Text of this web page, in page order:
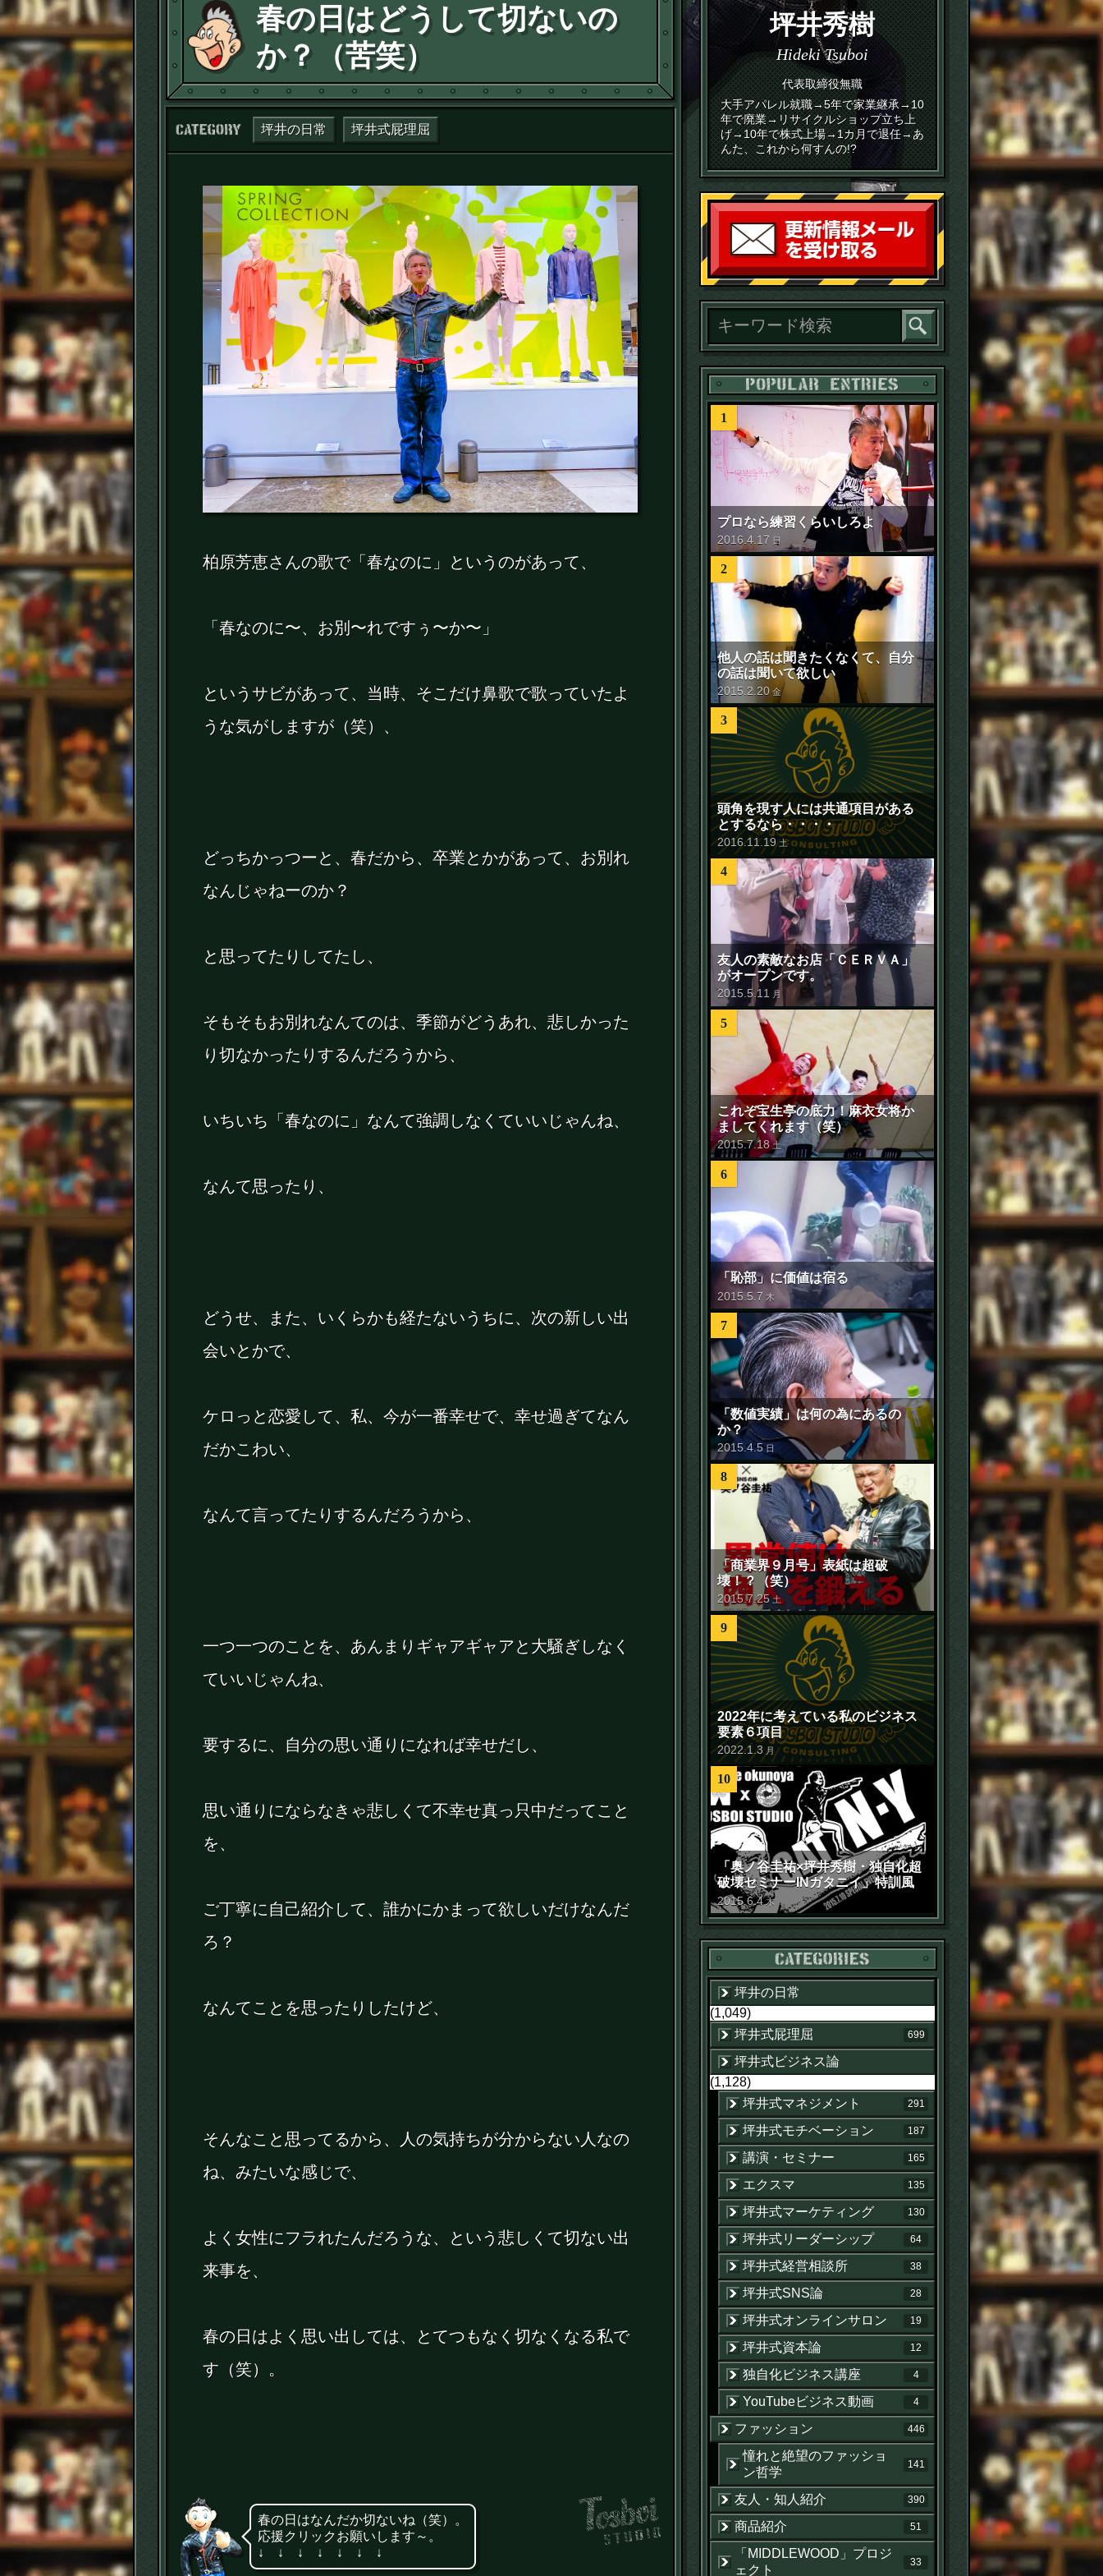
春の日はどうして切ないの
か？（苦笑）
カテゴリー：
坪井の日常 坪井式屁理屈
柏原芳恵さんの歌で「春なのに」というのがあって、
「春なのに〜、お別〜れですぅ〜か〜」
というサビがあって、当時、そこだけ鼻歌で歌っていたよ
うな気がしますが（笑）、
どっちかっつーと、春だから、卒業とかがあって、お別れ
なんじゃねーのか？
と思ってたりしてたし、
そもそもお別れなんてのは、季節がどうあれ、悲しかった
り切なかったりするんだろうから、
いちいち「春なのに」なんて強調しなくていいじゃんね、
なんて思ったり、
どうせ、また、いくらかも経たないうちに、次の新しい出
会いとかで、
ケロっと恋愛して、私、今が一番幸せで、幸せ過ぎてなん
だかこわい、
なんて言ってたりするんだろうから、
一つ一つのことを、あんまりギャアギャアと大騒ぎしなく
ていいじゃんね、
要するに、自分の思い通りになれば幸せだし、
思い通りにならなきゃ悲しくて不幸せ真っ只中だってこと
を、
ご丁寧に自己紹介して、誰かにかまって欲しいだけなんだ
ろ？
なんてことを思ったりしたけど、
そんなこと思ってるから、人の気持ちが分からない人なの
ね、みたいな感じで、
よく女性にフラれたんだろうな、という悲しくて切ない出
来事を、
春の日はよく思い出しては、とてつもなく切なくなる私で
す（笑）。
春の日はなんだか切ないね（笑）。
応援クリックお願いします～。
↓ ↓ ↓ ↓ ↓ ↓ ↓
坪井秀樹
Hideki Tsuboi
代表取締役無職
大手アパレル就職→5年で家業継承→10
年で廃業→リサイクルショップ立ち上
げ→10年で株式上場→1カ月で退任→あ
んた、これから何すんの!?
読者登録
POPULAR ENTRIES
1
プロなら練習くらいしろよ
2016 .4.17 日
2
他人の話は聞きたくなくて、自分
の話は聞いて欲しい
2015 2 20 金
3
頭角を現す人には共通項目がある
とするなら・・・・
2016.11.19 土
4
友人の素敵なお店「ＣＥＲＶＡ」
がオープンです。
2015 5.11 月
5
これぞ宝生亭の底力！麻衣女将か
ましてくれます（笑）
2015.7.18 土
6
「恥部」に価値は宿る
2015 .5 .7 木
7
「数値実績」は何の為にあるの
か？
2015 .4.5 日
8
「商業界９月号」表紙は超破
壊！？（笑）
2015.7.25 土
9
2022年に考えている私のビジネス
要素６項目
2022.1 .3 月
10
「奥ノ谷圭祐×坪井秀樹・独自化超
破壊セミナーINガタニイ」特訓風
景動画（苦笑）
2015.6.4 木
カテゴリー
坪井の日常
(1,049)
坪井式屁理屈
699
坪井式ビジネス論
(1,128)
坪井式マネジメント
291
坪井式モチベーション 187
講演・セミナー 165
エクスマ 135
坪井式マーケティング 130
坪井式リーダーシップ 64
坪井式経営相談所 38
坪井式SNS論 28
坪井式オンラインサロン 19
坪井式資本論 12
独自化ビジネス講座 4
YouTubeビジネス動画 4
ファッション 446
憧れと絶望のファッショ
ン哲学
141
友人・知人紹介 390
商品紹介 51
「MIDDLEWOOD」プロジ
ェクト
33